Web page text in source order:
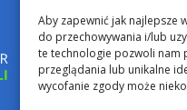
Aby zapewnić jak najlepsze
do przechowywania i/lub
te technologie pozwoli nam
przeglądania lub unikalne
wycofanie zgody może